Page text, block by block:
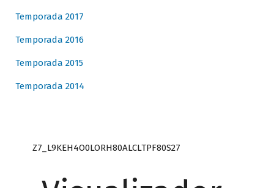
Temporada 2017
Temporada 2016
Temporada 2015
Temporada 2014
Z7_L9KEH4O0LORH80ALCLTPF80S27